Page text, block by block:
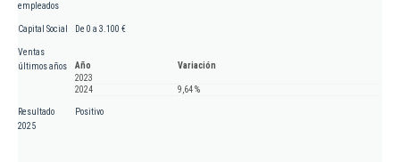
empleados
Capital Social De 0 a 3.100 €
Ventas
últimos años
Año
Variación
2023
2024
9,64 %
Resultado
2025
Positivo